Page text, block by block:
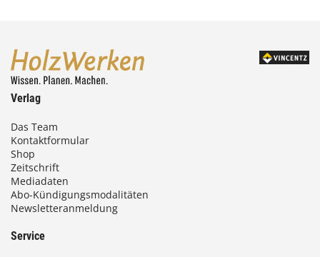
Verlag
Das Team
Kontaktformular
Shop
Zeitschrift
Mediadaten
Abo-Kündigungsmodalitäten
Newsletteranmeldung
Service